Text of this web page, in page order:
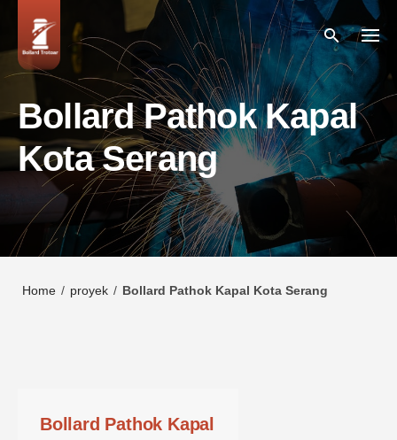
content
Bollard Pathok Kapal
Kota Serang
Home / proyek / Bollard Pathok Kapal Kota Serang
Bollard Pathok Kapal